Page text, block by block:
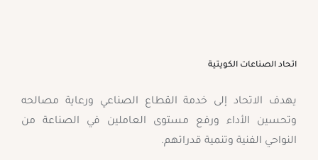
اتحاد الصناعات الكويتية
يهدف الاتحاد إلى خدمة القطاع الصناعي ورعاية مصالحه
وتحسين الأداء ورفع مستوى العاملين في الصناعة من
النواحي الفنية وتنمية قدراتهم.